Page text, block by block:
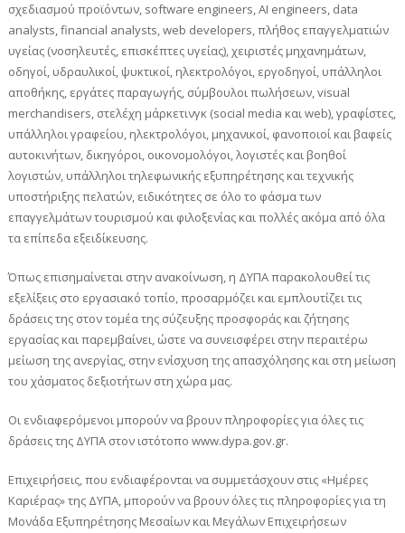
σχεδιασμού προϊόντων, software engineers, AI engineers, data
analysts, financial analysts, web developers, πλήθος επαγγελματιών
υγείας (νοσηλευτές, επισκέπτες υγείας), χειριστές μηχανημάτων,
οδηγοί, υδραυλικοί, ψυκτικοί, ηλεκτρολόγοι, εργοδηγοί, υπάλληλοι
αποθήκης, εργάτες παραγωγής, σύμβουλοι πωλήσεων, visual
merchandisers, στελέχη μάρκετινγκ (social media και web), γραφίστες,
υπάλληλοι γραφείου, ηλεκτρολόγοι, μηχανικοί, φανοποιοί και βαφείς
αυτοκινήτων, δικηγόροι, οικονομολόγοι, λογιστές και βοηθοί
λογιστών, υπάλληλοι τηλεφωνικής εξυπηρέτησης και τεχνικής
υποστήριξης πελατών, ειδικότητες σε όλο το φάσμα των
επαγγελμάτων τουρισμού και φιλοξενίας και πολλές ακόμα από όλα
τα επίπεδα εξειδίκευσης.
Όπως επισημαίνεται στην ανακοίνωση, η ΔΥΠΑ παρακολουθεί τις
εξελίξεις στο εργασιακό τοπίο, προσαρμόζει και εμπλουτίζει τις
δράσεις της στον τομέα της σύζευξης προσφοράς και ζήτησης
εργασίας και παρεμβαίνει, ώστε να συνεισφέρει στην περαιτέρω
μείωση της ανεργίας, στην ενίσχυση της απασχόλησης και στη μείωση
του χάσματος δεξιοτήτων στη χώρα μας.
Οι ενδιαφερόμενοι μπορούν να βρουν πληροφορίες για όλες τις
δράσεις της ΔΥΠΑ στον ιστότοπο www.dypa.gov.gr.
Επιχειρήσεις, που ενδιαφέρονται να συμμετάσχουν στις «Ημέρες
Καριέρας» της ΔΥΠΑ, μπορούν να βρουν όλες τις πληροφορίες για τη
Μονάδα Εξυπηρέτησης Μεσαίων και Μεγάλων Επιχειρήσεων